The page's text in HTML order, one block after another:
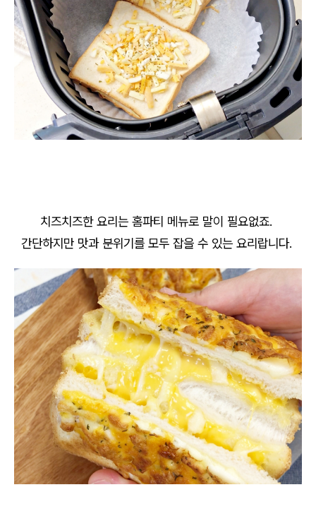
치즈치즈한 요리는 홈파티 메뉴로 말이 필요없죠.
간단하지만 맛과 분위기를 모두 잡을 수 있는 요리랍니다.